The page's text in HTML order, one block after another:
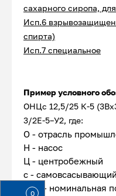
0
сахарного сиропа,
Исп.6
спирта)
Исп.7 специальное
Пример условного
ОНЦс 12,5/25 К-5
3/2Е-5–У2, где:
О - отрасль
Н - насос
Ц - центробежный
с - самовсасывающий
12,5 - номинальная